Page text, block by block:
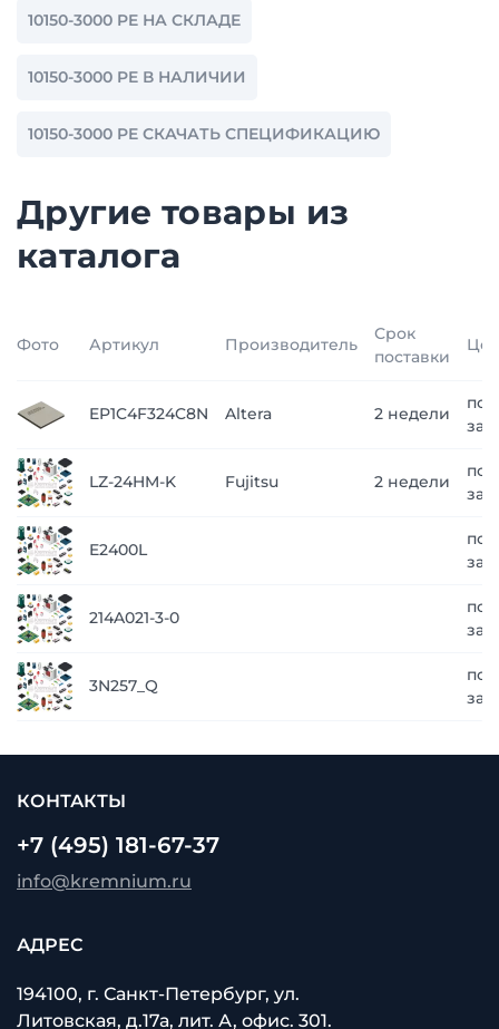
10150-3000 PE НА СКЛАДЕ
10150-3000 PE В НАЛИЧИИ
10150-3000 PE СКАЧАТЬ СПЕЦИФИКАЦИЮ
Другие товары из
каталога
Фото Артикул Производитель
Срок
поставки
EP1C4F324C8N Altera 2 недели
по
LZ-24HM-K Fujitsu 2 недели
по
E2400L
по
214A021-3-0
по
3N257_Q
по
КОНТАКТЫ
+7 (495) 181-67-37
info@kremnium.ru
АДРЕС
194100, г. Санкт-Петербург, ул.
Литовская, д.17а, лит. А, офис. 301.